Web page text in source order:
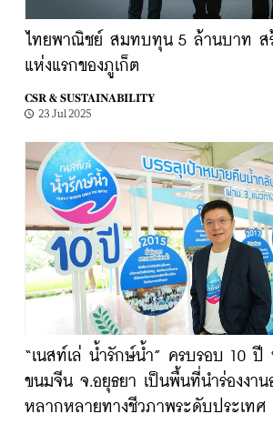
ไทยพาณิชย์ สมทบทุน 5 ล้านบาท สร้
แห่งแรกของภูเก็ต
CSR & SUSTAINABILITY
23 Jul 2025
“เนสท์เล่ น้ำรักษ์น้ำ” ครบรอบ 10 ปี
ขนมจีน จ.อยุธยา เป็นพื้นที่นำร่องงาน
หลากหลายทางชีวภาพระดับประเทศ